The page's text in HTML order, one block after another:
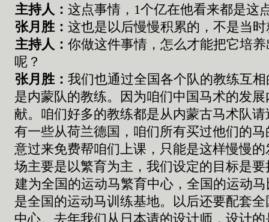
主持人： 这点事情， 1个亿在他看来都是这
张月胜： 这也是以后慢慢积累的 ， 不是当时
主持人： 你做这件事情，怎么才能把它培
呢？
张月胜： 我们也通过全国各个队的教练互
是内蒙队的教练。因为咱们中国马术的发
献。咱们好多的教练都是从内蒙古马术队
有一些从荷兰德国，咱们所有买过他们的
意过来免费帮咱们上课，只能是这样慢慢
场主要是以繁育为主，我们设定的目标是
建为全国的运动马繁育中心，全国的运动
是全国的运动马训练基地。以后还要配套
中心。去年我们从日本请的设计师，设计